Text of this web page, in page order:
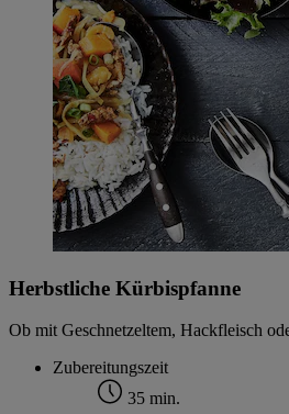
Herbstliche Kürbispfanne
Ob mit Geschnetzeltem, Hackfleisch
Zubereitungszeit
35 min.